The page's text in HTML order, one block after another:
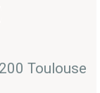
Toulouse